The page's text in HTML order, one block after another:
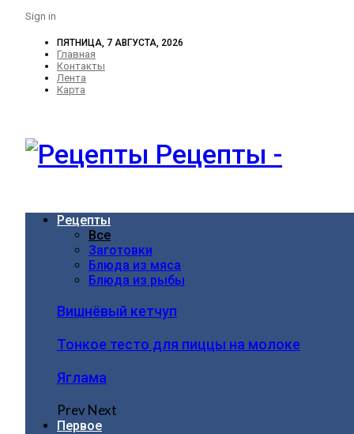
Sign in
ПЯТНИЦА, 7 АВГУСТА, 2026
Главная
Контакты
Лента
Карта
Рецепты -
Рецепты
Все
Заготовки
Блюда из мяса
Блюда из рыбы
Вишнёвый кетчуп
Тонкое тесто для пиццы на молоке
Яглама
PrevNext
Первое